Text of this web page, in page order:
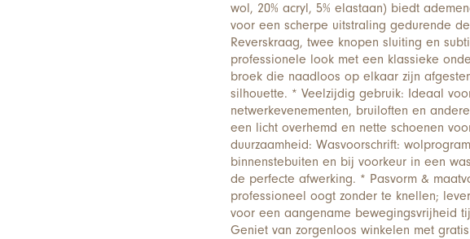
wol, 20% acryl, 5% elastaan) biedt
voor een scherpe uitstraling gedurende
Reverskraag, twee knopen sluiting en
professionele look met een klassieke
broek die naadloos op elkaar zijn
silhouette. * Veelzijdig gebruik: Ideaal
netwerkevenementen, bruiloften en
een licht overhemd en nette schoenen
duurzaamheid: Wasvoorschrift:
binnenstebuiten en bij voorkeur in een
de perfecte afwerking. * Pasvorm &
professioneel oogt zonder te knellen;
voor een aangename bewegingsvrijheid
Geniet van zorgenloos winkelen met